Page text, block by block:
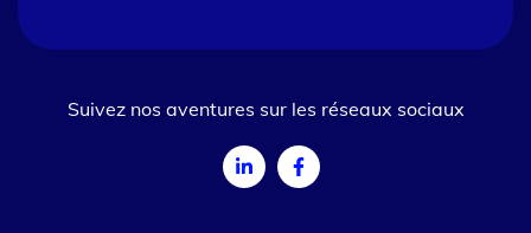
Suivez nos aventures sur les réseaux sociaux